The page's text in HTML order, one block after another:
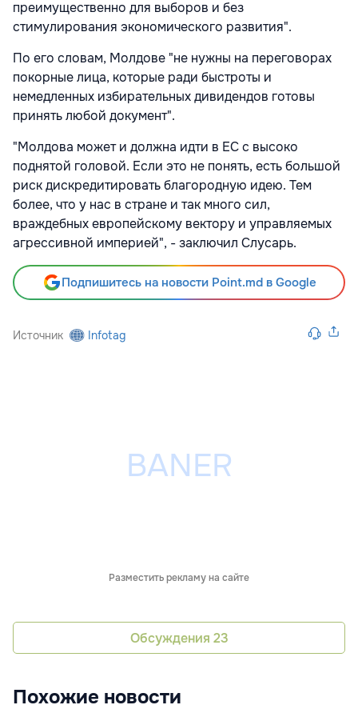
преимущественно для выборов и без
стимулирования экономического развития".
По его словам, Молдове "не нужны на переговорах
покорные лица, которые ради быстроты и
немедленных избирательных дивидендов готовы
принять любой документ".
"Молдова может и должна идти в ЕС с высоко
поднятой головой. Если это не понять, есть большой
риск дискредитировать благородную идею. Тем
более, что у нас в стране и так много сил,
враждебных европейскому вектору и управляемых
агрессивной империей", - заключил Слусарь.
Подпишитесь на новости Point.md в Google
Источник Infotag
Разместить рекламу на сайте
Обсуждения 23
Похожие новости